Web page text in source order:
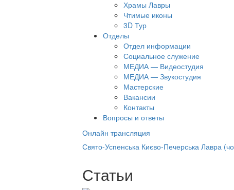
Храмы Лавры
Чтимые иконы
3D Тур
Отделы
Отдел информации
Социальное служение
МЕДИА — Видеостудия
МЕДИА — Звукостудия
Мастерские
Вакансии
Контакты
Вопросы и ответы
Онлайн трансляция
12 сентября
трансляции
Свято-Успенська Києво-Печерська Лавра
Статьи